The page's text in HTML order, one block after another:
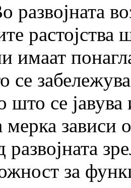
растојства
имаат
се
што се
мерка зависи
развојната
за